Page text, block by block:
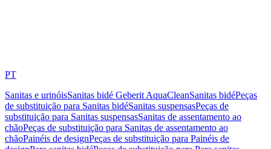
PT
Sanitas e urinóisSanitas bidé Geberit AquaCleanSanitas bidéPeças
de substituição para Sanitas bidéSanitas suspensasPeças de
substituição para Sanitas suspensasSanitas de assentamento ao
chãoPeças de substituição para Sanitas de assentamento ao
chãoPainéis de designPeças de substituição para Painéis de